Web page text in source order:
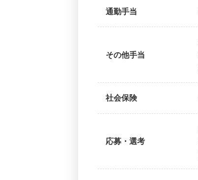
通勤手当
その他手当
社会保険
応募・選考